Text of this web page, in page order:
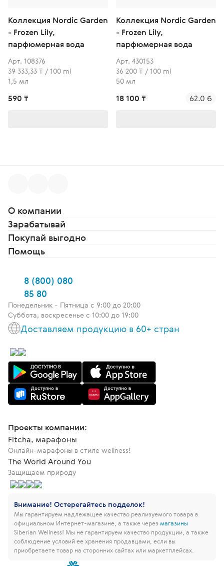
Коллекция Nordic Garden
- Frozen Lily,
парфюмерная вода
Арт. 108376
39 333,33 ₸ / 100 ml
1,5 мл
590 ₸
Коллекция Nordic Garden
- Frozen Lily,
парфюмерная вода
Арт. 430153
36 200 ₸ / 100 ml
50 мл
18 100 ₸ 62.0 б
О компании
Зарабатывай
Покупай выгодно
Помощь
8 (800) 080
85 80
Понедельник - Пятница c 9:00 до 20:00
Суббота, воскресенье с 10:00 до 19:00
Доставляем продукцию в 60+ стран
Проекты компании:
Fitcha, марафоны
Онлайн-марафоны в стиле wellness!
The World Around You
Защищаем природу
Внимание! Остерегайтесь подделок!
Мы гарантируем надлежащее качество реализуемого товара в
официальном Интернет-магазине, а также через магазины
Siberian Wellness! Мы не гарантируем качество продукции, а также
соблюдение условий ее хранения продавцами, если вы
приобретаете товар на сторонних сайтах или маркетплейсах.